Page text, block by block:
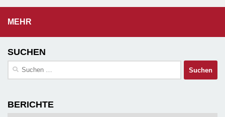
MEHR
SUCHEN
Suchen
BERICHTE